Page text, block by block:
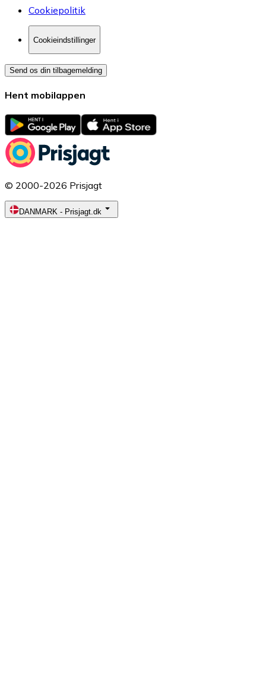
Cookiepolitik
Cookieindstillinger
Send os din tilbagemelding
Hent mobilappen
© 2000-2026 Prisjagt
DANMARK - Prisjagt.dk